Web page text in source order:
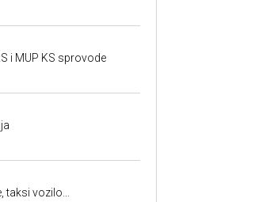
i MUP KS sprovode
vozilo...